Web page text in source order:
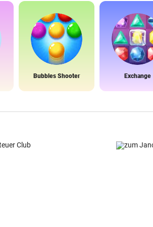
Bubbles Shooter Exchange